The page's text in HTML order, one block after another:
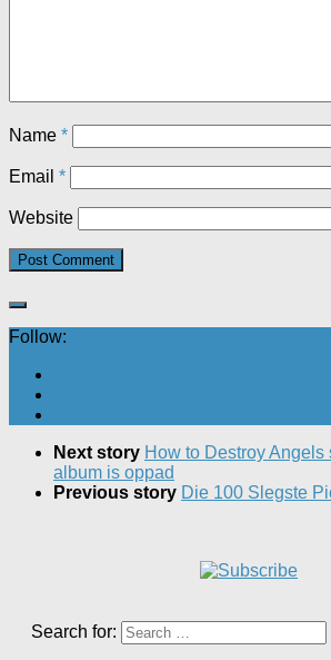
Name *
Email *
Website
Follow:
Next story How to Destroy
album is oppad
Previous story Die 100 Slegste
Search for: